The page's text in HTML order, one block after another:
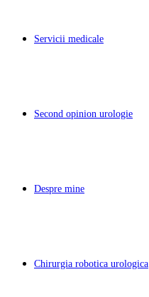
Servicii medicale
Second opinion urologie
Despre mine
Chirurgia robotica urologica